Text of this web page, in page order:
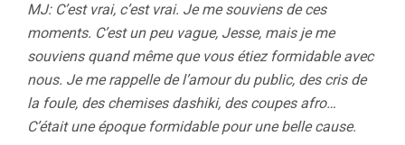
MJ: C’est vrai, c’est vrai. Je me souviens de ces
moments. C’est un peu vague, Jesse, mais je me
souviens quand même que vous étiez formidable avec
nous. Je me rappelle de l’amour du public, des cris de
la foule, des chemises dashiki, des coupes afro…
C’était une époque formidable pour une belle cause.